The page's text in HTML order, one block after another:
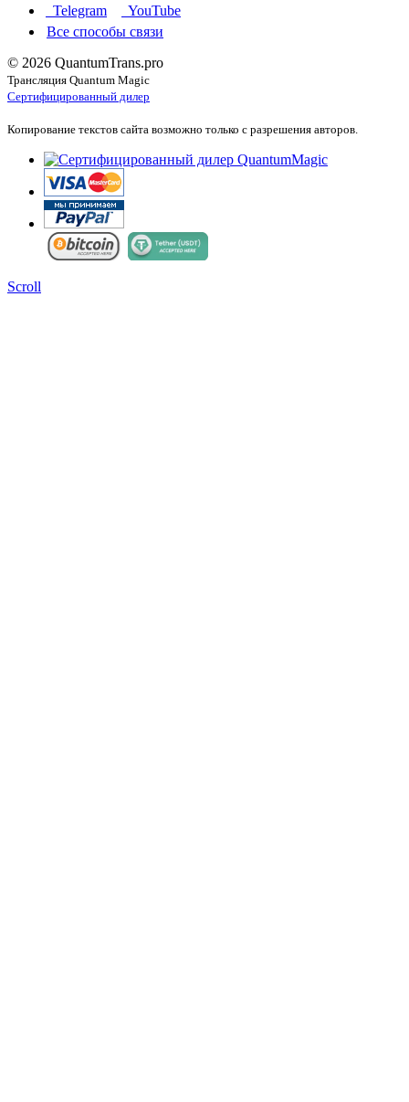
Telegram
YouTube
Все способы связи
© 2026 QuantumTrans.pro
Трансляция Quantum Magic
Сертифицированный дилер
Копирование текстов сайта возможно только с разрешения авторов.
Scroll